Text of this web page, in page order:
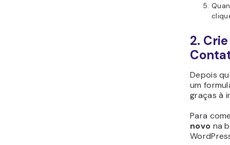
2.
Depois
um
graças à
Para
novo na